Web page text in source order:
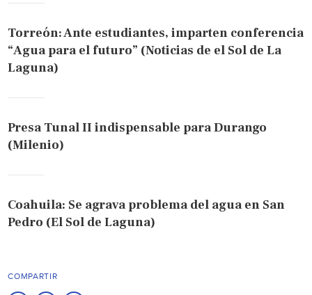
Torreón: Ante estudiantes, imparten conferencia
“Agua para el futuro” (Noticias de el Sol de La
Laguna)
Presa Tunal II indispensable para Durango
(Milenio)
Coahuila: Se agrava problema del agua en San
Pedro (El Sol de Laguna)
COMPARTIR